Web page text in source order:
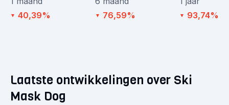
▼ 40,39% ▼ 76,59% ▼ 93,74%
Laatste ontwikkelingen over Ski
Mask Dog